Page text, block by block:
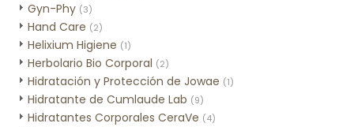
Gyn-Phy (3)
Hand Care (2)
Helixium Higiene (1)
Herbolario Bio Corporal (2)
Hidratación y Protección de Jowae (1)
Hidratante de Cumlaude Lab (9)
Hidratantes Corporales CeraVe (4)